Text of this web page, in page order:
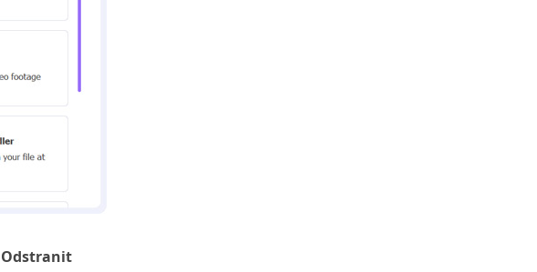
Odstranit